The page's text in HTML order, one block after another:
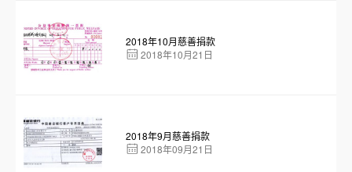
2018年10月慈善捐款
2018年10月21日
2018年9月慈善捐款
2018年09月21日